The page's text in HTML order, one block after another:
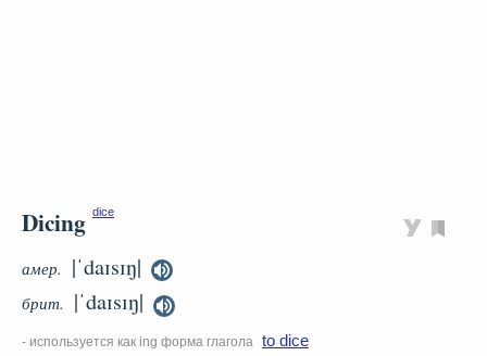
Dicing dice
амер. |ˈdaɪsɪŋ|
брит. |ˈdaɪsɪŋ|
- используется как ing форма глагола to dice